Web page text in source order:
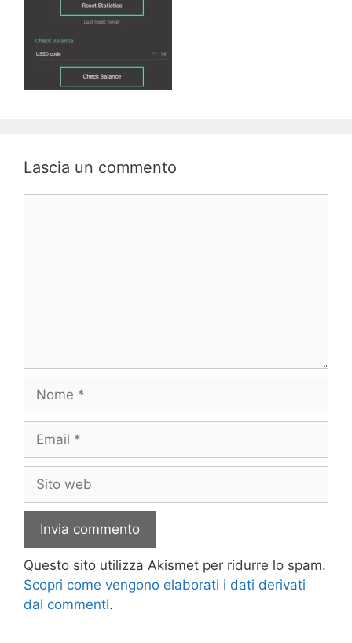
Lascia un commento
Nome
Email
Sito
web
Questo sito utilizza Akismet per ridurre lo spam.
Scopri come vengono elaborati i dati derivati
dai commenti.